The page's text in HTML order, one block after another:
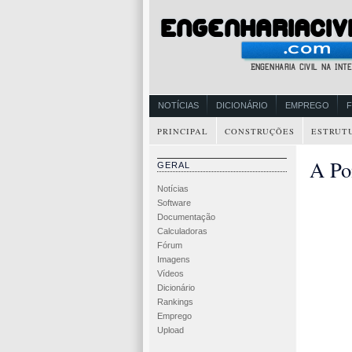
NOTÍCIAS DICIONÁRIO EMPREGO
PRINCIPAL CONSTRUÇÕES
GERAL
Notícias
Software
Documentação
Calculadoras
Fórum
Imagens
Vídeos
Dicionário
Rankings
Emprego
Upload
A